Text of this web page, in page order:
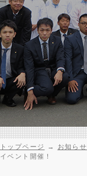
トップページ → お知らせ
イベント開催！